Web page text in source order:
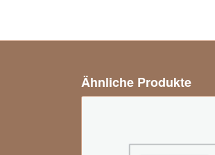
Ähnliche Produkte